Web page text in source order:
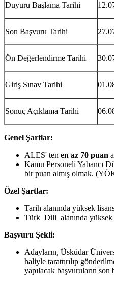
Duyuru Başlama Tarihi
Son Başvuru Tarihi
Ön Değerlendirme Tarihi
Giriş Sınav Tarihi
Sonuç Açıklama Tarihi
Genel Şartlar:
ALES' ten en az 70 puan
Kamu Personeli Yabancı
bir puan almış olmak.
Özel Şartlar:
Tarih alanında yüksek
Türk Dili alanında
Başvuru Şekli:
Adayların, Üsküdar
haliyle tarattırılıp
yapılacak başvuruların